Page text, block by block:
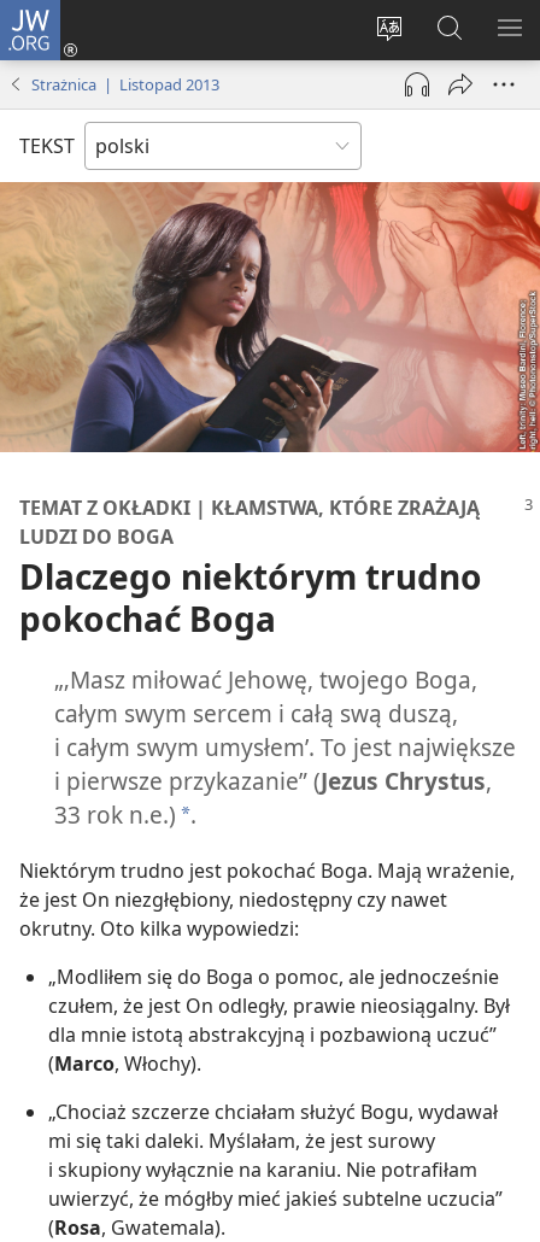
JW.ORG
Wybór
języka
Logowanie
(opens
window)
Szukaj
na
JW.ORG
Strażnica | Listopad 2013
TEKST
TEMAT Z OKŁADKI | KŁAMSTWA, KTÓRE ZRAŻAJĄ
LUDZI DO BOGA
Dlaczego niektórym trudno
pokochać Boga
„‚Masz miłować Jehowę, twojego Boga,
całym swym sercem i całą swą duszą,
i całym swym umysłem’. To jest największe
i pierwsze przykazanie” (Jezus Chrystus,
33 rok n.e.) *.
Niektórym trudno jest pokochać Boga. Mają wrażenie,
że jest On niezgłębiony, niedostępny czy nawet
okrutny. Oto kilka wypowiedzi:
„Modliłem się do Boga o pomoc, ale jednocześnie
czułem, że jest On odległy, prawie nieosiągalny. Był
dla mnie istotą abstrakcyjną i pozbawioną uczuć”
(Marco, Włochy).
„Chociaż szczerze chciałam służyć Bogu, wydawał
mi się taki daleki. Myślałam, że jest surowy
i skupiony wyłącznie na karaniu. Nie potrafiłam
uwierzyć, że mógłby mieć jakieś subtelne uczucia”
(Rosa, Gwatemala).